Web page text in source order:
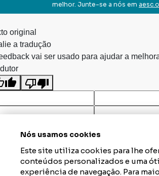
melhor. Junte-se a nós em
Nós usamos cookies
Este site utiliza cookies para lhe
conteúdos personalizados e uma
experiência de navegação. Para
original
a tradução
vai ser usado para ajudar a